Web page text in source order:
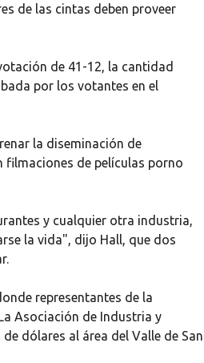
de las cintas deben proveer
de 41-12, la cantidad
por los votantes en el
la diseminación de
filmaciones de películas porno
y cualquier otra industria,
la vida", dijo Hall, que dos
representantes de la
Asociación de Industria y
dólares al área del Valle de San